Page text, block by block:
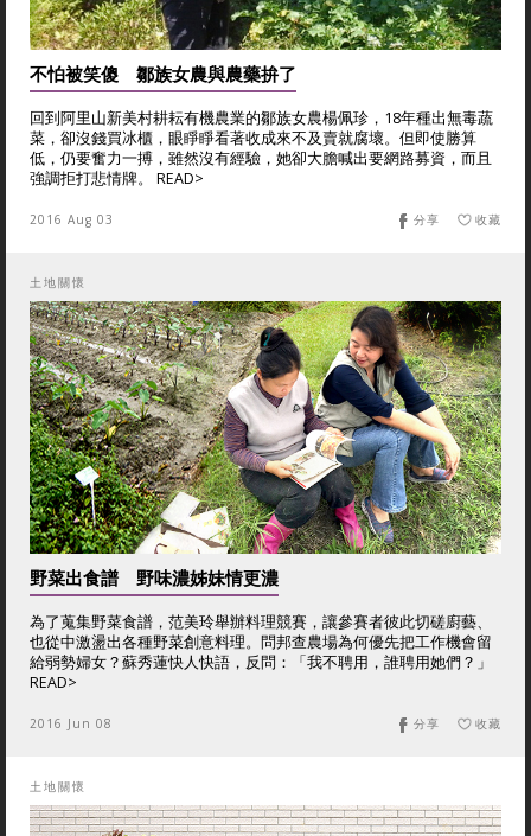
不怕被笑傻 鄒族女農與農藥拚了
回到阿里山新美村耕耘有機農業的鄒族女農楊佩珍，18年種出無毒蔬
菜，卻沒錢買冰櫃，眼睜睜看著收成來不及賣就腐壞。但即使勝算
低，仍要奮力一搏，雖然沒有經驗，她卻大膽喊出要網路募資，而且
強調拒打悲情牌。 READ>
2016 Aug 03 收藏
分享
土地關懷
野菜出食譜 野味濃姊妹情更濃
為了蒐集野菜食譜，范美玲舉辦料理競賽，讓參賽者彼此切磋廚藝、
也從中激盪出各種野菜創意料理。問邦查農場為何優先把工作機會留
給弱勢婦女？蘇秀蓮快人快語，反問：「我不聘用，誰聘用她們？」
READ>
2016 Jun 08 收藏
分享
土地關懷